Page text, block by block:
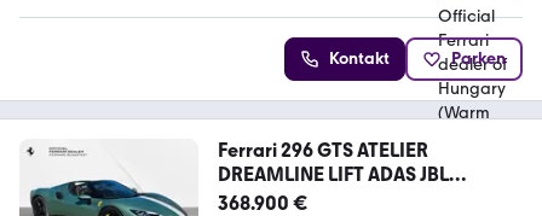
Kontakt Parken
Ferrari 296 GTS ATELIER
DREAMLINE LIFT ADAS JBL
SURRVIEW
368.900 €